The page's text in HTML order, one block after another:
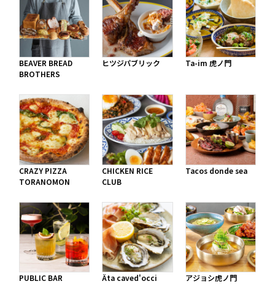
BEAVER BREAD
BROTHERS
ヒツジパブリック Ta-im 虎ノ門
CRAZY PIZZA
TORANOMON
CHICKEN RICE
CLUB
Tacos donde sea
PUBLIC BAR Äta caved'occi アジョシ虎ノ門